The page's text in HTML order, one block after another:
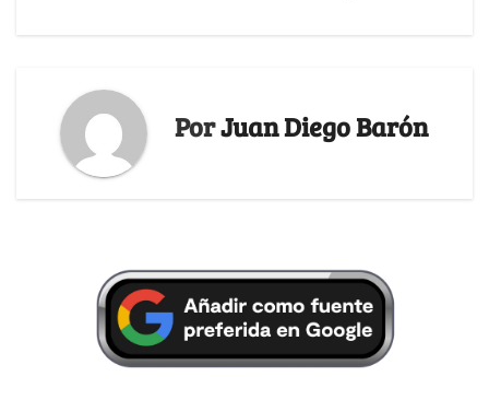
PorJuan Diego Barón